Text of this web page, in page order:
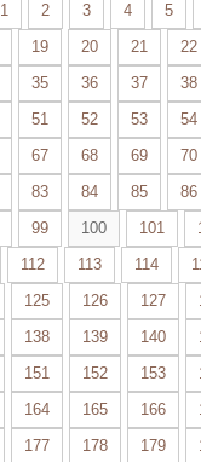
1 2 3 4
5
19 20 21
22
35 36 37
38
51 52 53
54
67 68 69
70
83 84 85
86
99 100 101
112 113 114
125 126 127
138 139 140
151 152 153
164 165 166
177 178 179